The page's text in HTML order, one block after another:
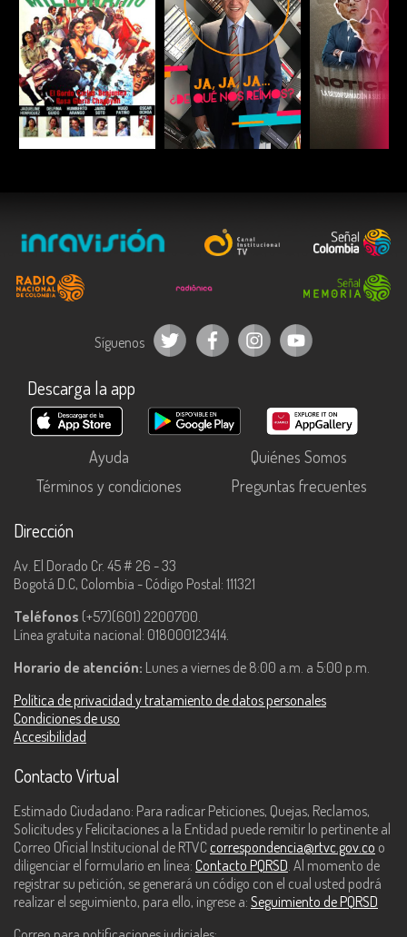
ESCUCHAR ESCUCHAR
Síguenos
Descarga la app
Ayuda
Quiénes Somos
Términos y condiciones
Preguntas frecuentes
Dirección
Av. El Dorado Cr. 45 # 26 - 33
Bogotá D.C, Colombia - Código Postal: 111321
Teléfonos (+57)(601) 2200700.
Línea gratuita nacional: 018000123414.
Horario de atención: Lunes a viernes de 8:00 a.m. a 5:00 p.m.
Política de privacidad y tratamiento de datos personales
Condiciones de uso
Accesibilidad
Contacto Virtual
Estimado Ciudadano: Para radicar Peticiones, Quejas, Reclamos,
Solicitudes y Felicitaciones a la Entidad puede remitir lo pertinente al
Correo Oficial Institucional de RTVC correspondencia@rtvc.gov.co o
diligenciar el formulario en línea: Contacto PQRSD. Al momento de
registrar su petición, se generará un código con el cual usted podrá
realizar el seguimiento, para ello, ingrese a: Seguimiento de PQRSD